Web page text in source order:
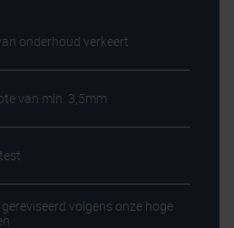
onderhoud verkeert
van min. 3,5mm
volgens onze hoge